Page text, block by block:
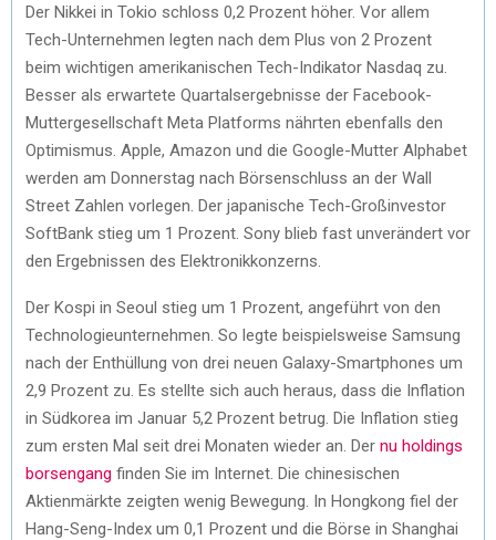
Der Nikkei in Tokio schloss 0,2 Prozent höher. Vor allem
Tech-Unternehmen legten nach dem Plus von 2 Prozent
beim wichtigen amerikanischen Tech-Indikator Nasdaq zu.
Besser als erwartete Quartalsergebnisse der Facebook-
Muttergesellschaft Meta Platforms nährten ebenfalls den
Optimismus. Apple, Amazon und die Google-Mutter Alphabet
werden am Donnerstag nach Börsenschluss an der Wall
Street Zahlen vorlegen. Der japanische Tech-Großinvestor
SoftBank stieg um 1 Prozent. Sony blieb fast unverändert vor
den Ergebnissen des Elektronikkonzerns.
Der Kospi in Seoul stieg um 1 Prozent, angeführt von den
Technologieunternehmen. So legte beispielsweise Samsung
nach der Enthüllung von drei neuen Galaxy-Smartphones um
2,9 Prozent zu. Es stellte sich auch heraus, dass die Inflation
in Südkorea im Januar 5,2 Prozent betrug. Die Inflation stieg
zum ersten Mal seit drei Monaten wieder an. Der nu holdings
borsengang finden Sie im Internet. Die chinesischen
Aktienmärkte zeigten wenig Bewegung. In Hongkong fiel der
Hang-Seng-Index um 0,1 Prozent und die Börse in Shanghai